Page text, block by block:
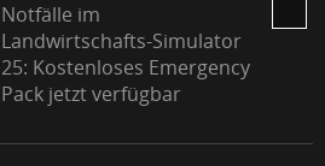
Notfälle im
Landwirtschafts-Simulator
25: Kostenloses Emergency
Pack jetzt verfügbar